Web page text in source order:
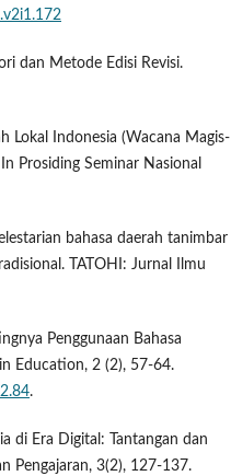
dan Metode Edisi Revisi.
Lokal Indonesia (Wacana Magis-
Prosiding Seminar Nasional
bahasa daerah tanimbar
TATOHI: Jurnal Ilmu
Penggunaan Bahasa
Education, 2 (2), 57-64.
.
di Era Digital: Tantangan dan
Pengajaran, 3(2), 127-137.